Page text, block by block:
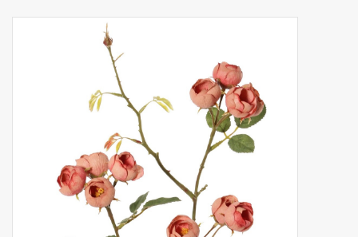
Blatt- und Beerenzweige
Kunstkränze